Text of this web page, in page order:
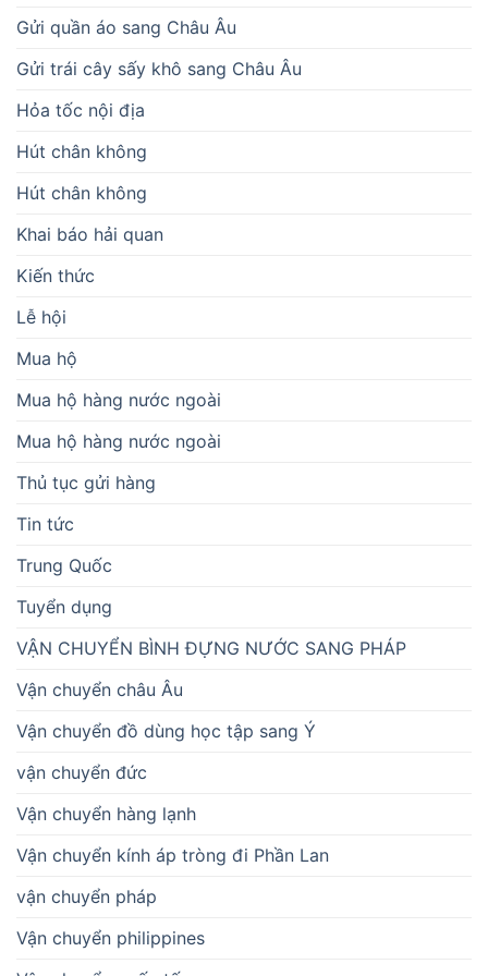
Gửi quần áo sang Châu Âu
Gửi trái cây sấy khô sang Châu Âu
Hỏa tốc nội địa
Hút chân không
Hút chân không
Khai báo hải quan
Kiến thức
Lễ hội
Mua hộ
Mua hộ hàng nước ngoài
Mua hộ hàng nước ngoài
Thủ tục gửi hàng
Tin tức
Trung Quốc
Tuyển dụng
VẬN CHUYỂN BÌNH ĐỰNG NƯỚC SANG PHÁP
Vận chuyển châu Âu
Vận chuyển đồ dùng học tập sang Ý
vận chuyển đức
Vận chuyển hàng lạnh
Vận chuyển kính áp tròng đi Phần Lan
vận chuyển pháp
Vận chuyển philippines